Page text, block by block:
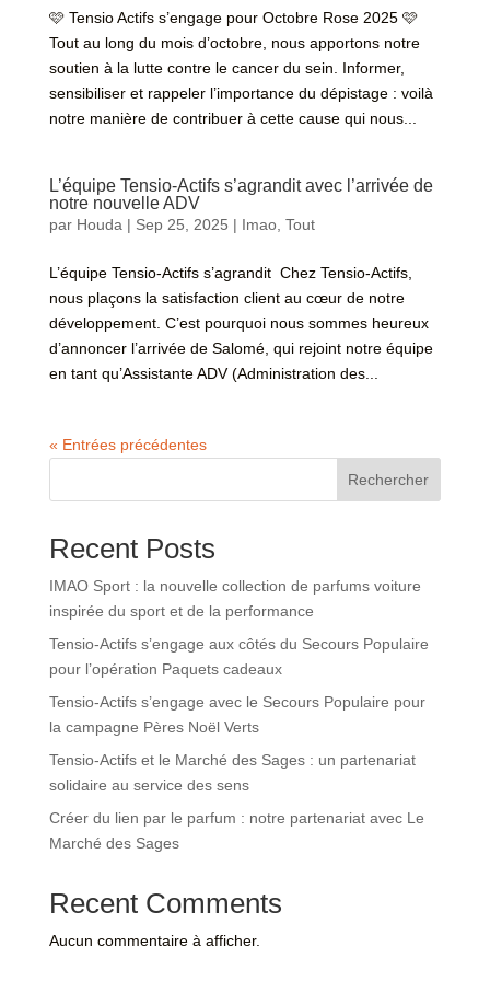
🩷 Tensio Actifs s’engage pour Octobre Rose 2025 🩷
Tout au long du mois d’octobre, nous apportons notre
soutien à la lutte contre le cancer du sein. Informer,
sensibiliser et rappeler l’importance du dépistage : voilà
notre manière de contribuer à cette cause qui nous...
L’équipe Tensio-Actifs s’agrandit avec l’arrivée de
notre nouvelle ADV
par Houda | Sep 25, 2025 | Imao, Tout
L’équipe Tensio-Actifs s’agrandit Chez Tensio-Actifs,
nous plaçons la satisfaction client au cœur de notre
développement. C’est pourquoi nous sommes heureux
d’annoncer l’arrivée de Salomé, qui rejoint notre équipe
en tant qu’Assistante ADV (Administration des...
« Entrées précédentes
Rechercher
Recent Posts
IMAO Sport : la nouvelle collection de parfums voiture
inspirée du sport et de la performance
Tensio-Actifs s’engage aux côtés du Secours Populaire
pour l’opération Paquets cadeaux
Tensio-Actifs s’engage avec le Secours Populaire pour
la campagne Pères Noël Verts
Tensio-Actifs et le Marché des Sages : un partenariat
solidaire au service des sens
Créer du lien par le parfum : notre partenariat avec Le
Marché des Sages
Recent Comments
Aucun commentaire à afficher.